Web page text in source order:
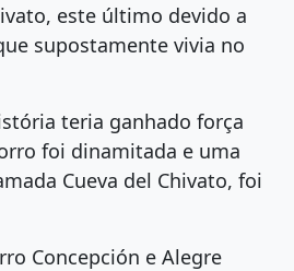
este último devido a
supostamente vivia no
teria ganhado força
foi dinamitada e uma
Cueva del Chivato, foi
Concepción e Alegre